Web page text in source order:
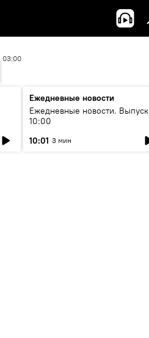
03:00
Ежедневные новости
Ежедневные новости. Выпуск
10:00
10:01 3 мин